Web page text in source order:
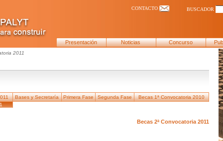
CONTACTO BUSCADOR
Presentación Noticias Concurso
2011
Bases y Secretaría Primera Fase Segunda Fase
Becas 1ª Convocatoria 2010
Becas 2ª Convocatoria 2011